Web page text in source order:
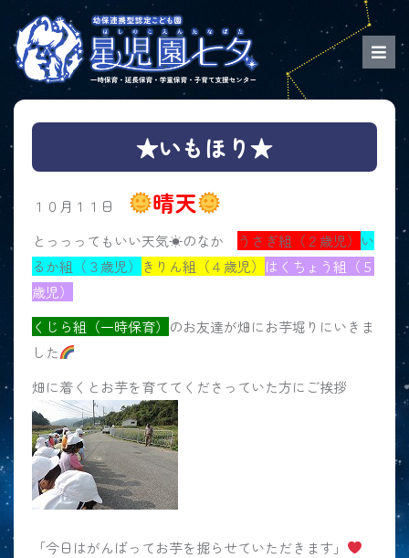
★いもほり★
１０月１１日 晴天
とっっってもいい天気☀のなか うさぎ組（２歳児） い
るか組（３歳児）
きりん組（４歳児） はくちょう組（５
歳児）
くじら組（一時保育） のお友達が畑にお芋堀りにいきま
した
畑に着くとお芋を育ててくださっていた方にご挨拶
「今日はがんばってお芋を掘らせていただきます」